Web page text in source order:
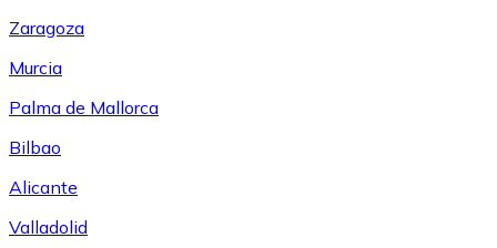
Zaragoza
Murcia
Palma de Mallorca
Bilbao
Alicante
Valladolid